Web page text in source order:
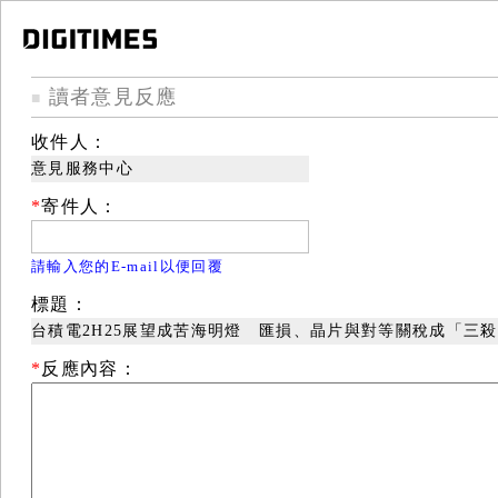
■ 讀者意見反應
收件人：
意見服務中心
*寄件人：
請輸入您的E-mail以便回覆
標題：
台積電2H25展望成苦海明燈 匯損、晶片與對等關稅成「三
* 反應內容：